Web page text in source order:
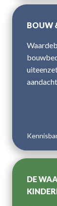
BOUW
DE